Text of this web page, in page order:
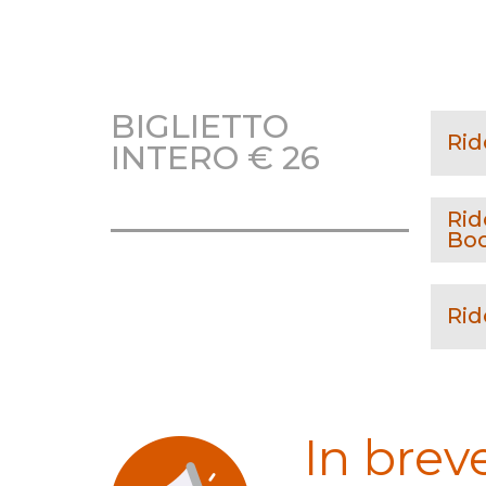
BIGLIETTO
INTERO € 26
In